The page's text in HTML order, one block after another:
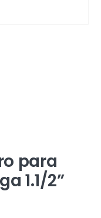
para
1.1/2”